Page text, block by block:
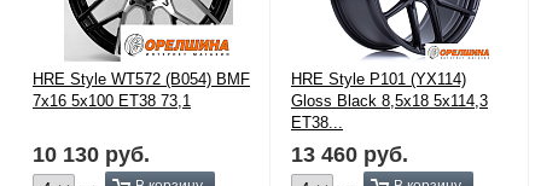
HRE Style WT572 (B054) BMF
7х16 5x100 ЕТ38 73,1
10 130 руб.
HRE Style P101 (YX114)
Gloss Black 8,5х18 5x114,3
ЕТ38...
13 460 руб.